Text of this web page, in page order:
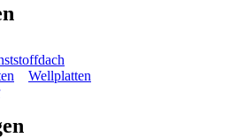
Wellplatten